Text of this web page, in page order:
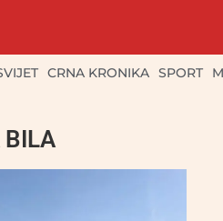
CRNA KRONIKA SPORT
BILA